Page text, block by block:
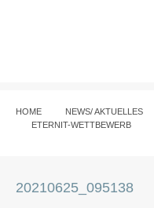
HOME NEWS/ AKTUELLES
ETERNIT-WETTBEWERB
20210625_095138